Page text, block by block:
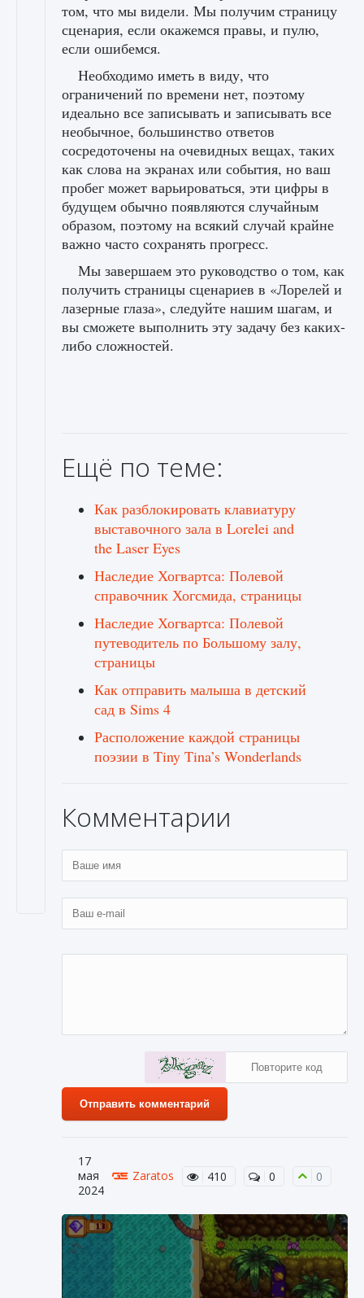
том, что мы видели. Мы получим страницу
сценария, если окажемся правы, и пулю,
если ошибемся.
Необходимо иметь в виду, что
ограничений по времени нет, поэтому
идеально все записывать и записывать все
необычное, большинство ответов
сосредоточены на очевидных вещах, таких
как слова на экранах или события, но ваш
пробег может варьироваться, эти цифры в
будущем обычно появляются случайным
образом, поэтому на всякий случай крайне
важно часто сохранять прогресс.
Мы завершаем это руководство о том, как
получить страницы сценариев в «Лорелей и
лазерные глаза», следуйте нашим шагам, и
вы сможете выполнить эту задачу без каких-
либо сложностей.
Ещё по теме:
Как разблокировать клавиатуру
выставочного зала в Lorelei and
the Laser Eyes
Наследие Хогвартса: Полевой
справочник Хогсмида, страницы
Наследие Хогвартса: Полевой
путеводитель по Большому залу,
страницы
Как отправить малыша в детский
сад в Sims 4
Расположение каждой страницы
поэзии в Tiny Tina’s Wonderlands
Комментарии
Отправить комментарий
17
мая
2024
Zaratos 410 0 0